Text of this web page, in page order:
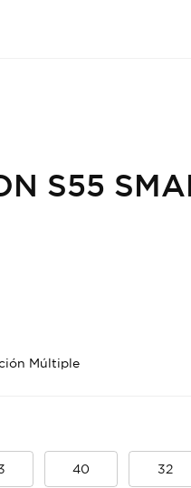
S55
Múltiple
40 32